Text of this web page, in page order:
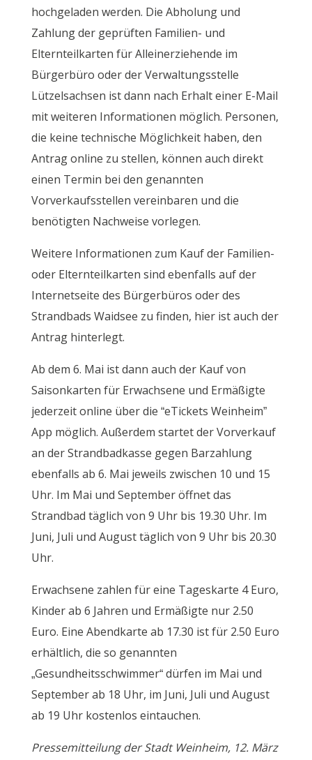
hochgeladen werden. Die Abholung und
Zahlung der geprüften Familien- und
Elternteilkarten für Alleinerziehende im
Bürgerbüro oder der Verwaltungsstelle
Lützelsachsen ist dann nach Erhalt einer E-Mail
mit weiteren Informationen möglich. Personen,
die keine technische Möglichkeit haben, den
Antrag online zu stellen, können auch direkt
einen Termin bei den genannten
Vorverkaufsstellen vereinbaren und die
benötigten Nachweise vorlegen.
Weitere Informationen zum Kauf der Familien-
oder Elternteilkarten sind ebenfalls auf der
Internetseite des Bürgerbüros oder des
Strandbads Waidsee zu finden, hier ist auch der
Antrag hinterlegt.
Ab dem 6. Mai ist dann auch der Kauf von
Saisonkarten für Erwachsene und Ermäßigte
jederzeit online über die “eTickets Weinheim”
App möglich. Außerdem startet der Vorverkauf
an der Strandbadkasse gegen Barzahlung
ebenfalls ab 6. Mai jeweils zwischen 10 und 15
Uhr. Im Mai und September öffnet das
Strandbad täglich von 9 Uhr bis 19.30 Uhr. Im
Juni, Juli und August täglich von 9 Uhr bis 20.30
Uhr.
Erwachsene zahlen für eine Tageskarte 4 Euro,
Kinder ab 6 Jahren und Ermäßigte nur 2.50
Euro. Eine Abendkarte ab 17.30 ist für 2.50 Euro
erhältlich, die so genannten
„Gesundheitsschwimmer“ dürfen im Mai und
September ab 18 Uhr, im Juni, Juli und August
ab 19 Uhr kostenlos eintauchen.
Pressemitteilung der Stadt Weinheim, 12. März